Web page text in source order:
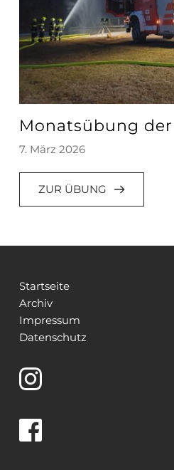
Monatsübung
7. März 2026
ZUR ÜBUNG
Startseite
Archiv
Impressum
Datenschutz